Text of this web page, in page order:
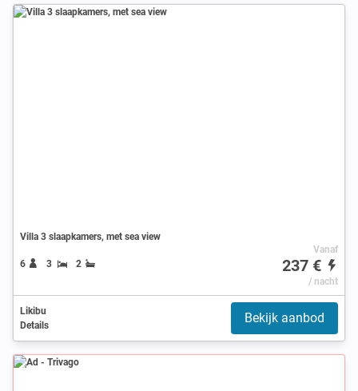
Villa 3 slaapkamers, met sea view
6 3 2
Vanaf
237 €
/ nacht
Likibu
Details
Bekijk aanbod
Ad